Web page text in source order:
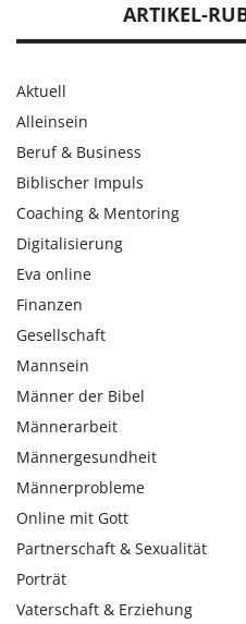
ARTIKEL-
Aktuell
Alleinsein
Beruf & Business
Biblischer Impuls
Coaching & Mentoring
Digitalisierung
Eva online
Finanzen
Gesellschaft
Mannsein
Männer der Bibel
Männerarbeit
Männergesundheit
Männerprobleme
Online mit Gott
Partnerschaft & Sexualität
Porträt
Vaterschaft & Erziehung